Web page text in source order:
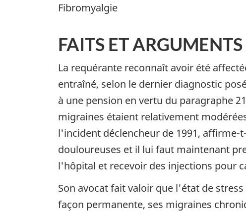
Fibromyalgie
FAITS ET ARGUMENTS
La requérante reconnaît avoir été
entraîné, selon le dernier diagnostic
à une pension en vertu du paragraphe
migraines étaient relativement
l'incident déclencheur de 1991, affirme-
douloureuses et il lui faut maintenant
l'hôpital et recevoir des injections pour
Son avocat fait valoir que l'état de
façon permanente, ses migraines